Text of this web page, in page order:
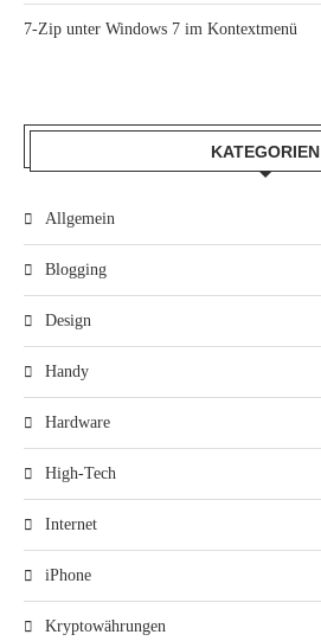
7-Zip unter Windows 7 im Kontextmenü
KATEGORIEN
Allgemein
Blogging
Design
Handy
Hardware
High-Tech
Internet
iPhone
Kryptowährungen